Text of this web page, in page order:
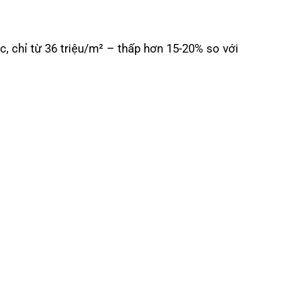
chỉ từ 36 triệu/m² – thấp hơn 15-20% so với